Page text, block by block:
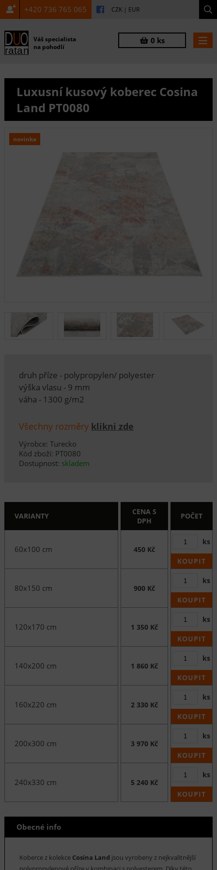
+420 736 765 065 CZK | EUR
Váš specialista
na pohodlí
0 ks
Luxusní kusový koberec Cosina
Land PT0080
novinka
druh příze - polypropylen/ polyester
výška vlasu - 9 mm
váha - 1300 g/m2
Všechny rozměry klikni zde
Výrobce: Turecko
Kód zboží: PT0080
Dostupnost: skladem
VARIANTY
CENA S
DPH
POČET
60x100 cm 450 Kč
ks
KOUPIT
80x150 cm 900 Kč
ks
KOUPIT
120x170 cm 1 350 Kč
ks
KOUPIT
140x200 cm 1 860 Kč
ks
KOUPIT
160x220 cm 2 330 Kč
ks
KOUPIT
200x300 cm 3 970 Kč
ks
KOUPIT
240x330 cm 5 240 Kč
ks
KOUPIT
Obecné info
Koberce z kolekce Cosina Land jsou vyrobeny z nejkvalitnější